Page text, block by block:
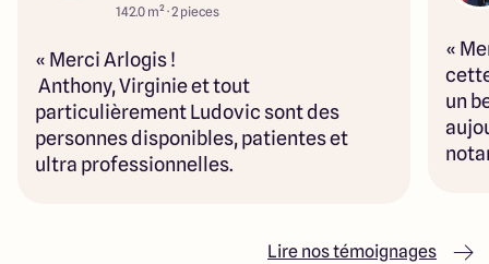
142.0 m² · 2 pieces
« Merci Arlogis !
Anthony, Virginie et tout
particulièrement Ludovic sont des
personnes disponibles, patientes et
ultra professionnelles.
«
un
Lire nos témoignages